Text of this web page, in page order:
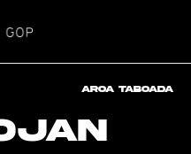
Aroa Taboada